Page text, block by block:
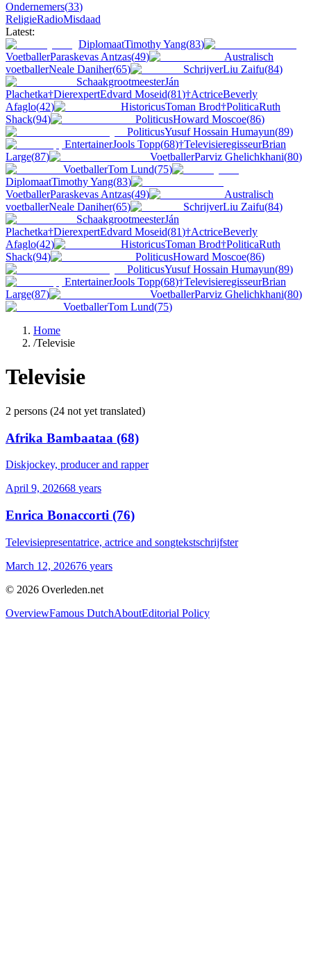
Ondernemers(33)
ReligieRadioMisdaad
Latest:
DiplomaatTimothy Yang(83)
VoetballerParaskevas Antzas(49)
Australisch
voetballerNeale Daniher(65) SchrijverLiu Zaifu(84)
SchaakgrootmeesterJán
Plachetka†DierexpertEdvard Moseid(81)†ActriceBeverly
Afaglo(42) HistoricusToman Brod†PoliticaRuth
Shack(94) PoliticusHoward Moscoe(86)
PoliticusYusuf Hossain Humayun(89)
EntertainerJools Topp(68)†TelevisieregisseurBrian
Large(87) VoetballerParviz Ghelichkhani(80)
VoetballerTom Lund(75)
DiplomaatTimothy Yang(83)
VoetballerParaskevas Antzas(49)
Australisch
voetballerNeale Daniher(65) SchrijverLiu Zaifu(84)
SchaakgrootmeesterJán
Plachetka†DierexpertEdvard Moseid(81)†ActriceBeverly
Afaglo(42) HistoricusToman Brod†PoliticaRuth
Shack(94) PoliticusHoward Moscoe(86)
PoliticusYusuf Hossain Humayun(89)
EntertainerJools Topp(68)†TelevisieregisseurBrian
Large(87) VoetballerParviz Ghelichkhani(80)
VoetballerTom Lund(75)
Home
/Televisie
Televisie
2 persons (24 not yet translated)
Afrika Bambaataa (68)
Diskjockey, producer and rapper
April 9, 202668 years
Enrica Bonaccorti (76)
Televisiepresentatrice, actrice and songtekstschrijfster
March 12, 202676 years
© 2026 Overleden.net
OverviewFamous DutchAboutEditorial Policy